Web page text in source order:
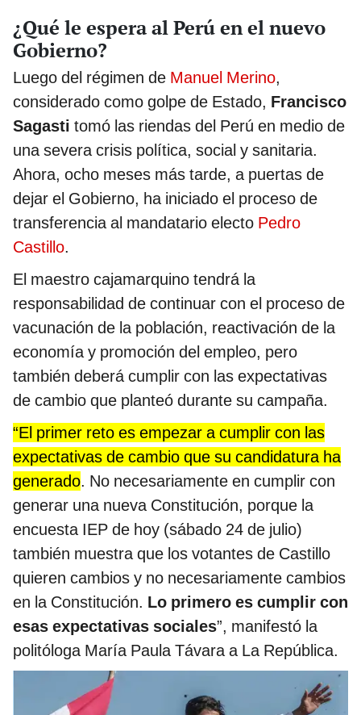
¿Qué le espera al Perú en el nuevo
Gobierno?
Luego del régimen de Manuel Merino,
considerado como golpe de Estado, Francisco
Sagasti tomó las riendas del Perú en medio de
una severa crisis política, social y sanitaria.
Ahora, ocho meses más tarde, a puertas de
dejar el Gobierno, ha iniciado el proceso de
transferencia al mandatario electo Pedro
Castillo.
El maestro cajamarquino tendrá la
responsabilidad de continuar con el proceso de
vacunación de la población, reactivación de la
economía y promoción del empleo, pero
también deberá cumplir con las expectativas
de cambio que planteó durante su campaña.
“El primer reto es empezar a cumplir con las
expectativas de cambio que su candidatura ha
generado. No necesariamente en cumplir con
generar una nueva Constitución, porque la
encuesta IEP de hoy (sábado 24 de julio)
también muestra que los votantes de Castillo
quieren cambios y no necesariamente cambios
en la Constitución. Lo primero es cumplir con
esas expectativas sociales”, manifestó la
politóloga María Paula Távara a La República.